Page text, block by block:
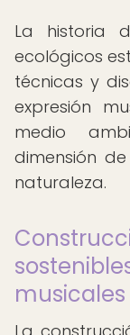
La historia
ecológicos
técnicas y
expresión
medio
dimensión
naturaleza.
musicales